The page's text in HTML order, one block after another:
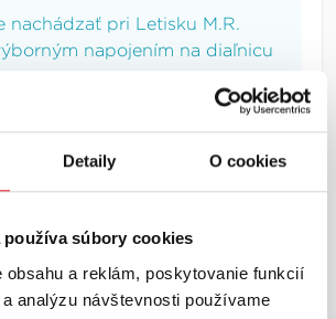
Detaily O cookies
súbory cookies
obsahu a reklám, poskytovanie funkcií
analýzu návštevnosti používame
nachádzať pri Letisku M.R.
napojením na diaľnicu
O LOKALITE
predstavujú najväčší a
trh na Slovensku.